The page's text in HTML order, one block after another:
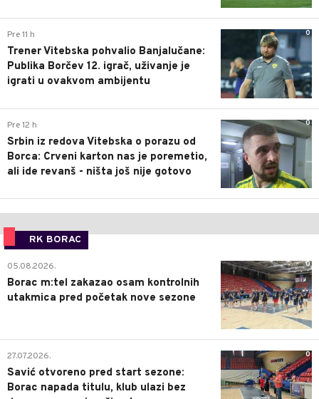
0
Pre 11 h
Trener Vitebska pohvalio Banjalučane:
Publika Borčev 12. igrač, uživanje je
igrati u ovakvom ambijentu
0
Pre 12 h
Srbin iz redova Vitebska o porazu od
Borca: Crveni karton nas je poremetio,
ali ide revanš - ništa još nije gotovo
RK BORAC
0
05.08.2026.
Borac m:tel zakazao osam kontrolnih
utakmica pred početak nove sezone
0
27.07.2026.
Savić otvoreno pred start sezone:
Borac napada titulu, klub ulazi bez